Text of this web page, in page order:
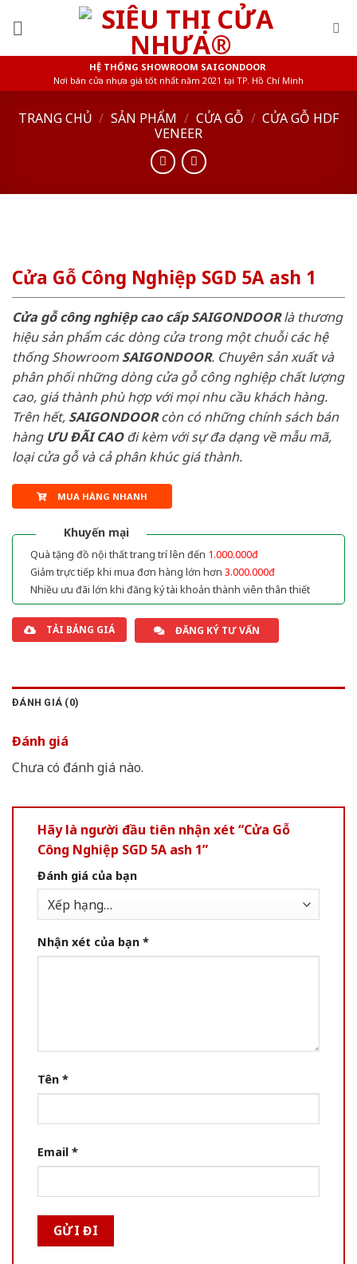
HỆ THỐNG SHOWROOM SAIGONDOOR
Nơi bán cửa nhựa giá tốt nhất năm 2021 tại TP. Hồ Chí Minh
TRANG CHỦ / SẢN PHẨM / CỬA GỖ / CỬA GỖ HDF
VENEER
Cửa Gỗ Công Nghiệp SGD 5A ash 1
Cửa gỗ công nghiệp cao cấp SAIGONDOORlà thương
hiệu sản phẩm các dòng cửa trong một chuỗi các hệ
thống ShowroomSAIGONDOOR. Chuyên sản xuất và
phân phối những dòng cửa gỗ công nghiệp chất lượng
cao, giá thành phù hợp với mọi nhu cầu khách hàng.
Trên hết, SAIGONDOORcòn có những chính sách bán
hàng ƯU ĐÃI CAOđi kèm với sự đa dạng về mẫu mã,
loại cửa gỗ và cả phân khúc giá thành.
MUA HÀNG NHANH
Khuyến mại
Quà tặng đồ nội thất trang trí lên đến 1.000.000đ
Giảm trực tiếp khi mua đơn hàng lớn hơn 3.000.000đ
Nhiều ưu đãi lớn khi đăng ký tài khoản thành viên thân thiết
TẢI BẢNG GIÁ ĐĂNG KÝ TƯ VẤN
ĐÁNH GIÁ (0)
Đánh giá
Chưa có đánh giá nào.
Hãy là người đầu tiên nhận xét “Cửa Gỗ
Công Nghiệp SGD 5A ash 1”
Đánh giá của bạn
Nhận xét của bạn *
Tên *
Email *